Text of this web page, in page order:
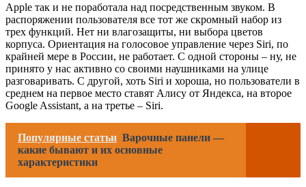
Apple так и не поработала над посредственным звуком. В
распоряжении пользователя все тот же скромный набор из
трех функций. Нет ни влагозащиты, ни выбора цветов
корпуса. Ориентация на голосовое управление через Siri, по
крайней мере в России, не работает. С одной стороны – ну, не
принято у нас активно со своими наушниками на улице
разговаривать. С другой, хоть Siri и хороша, но пользователи в
среднем на первое место ставят Алису от Яндекса, на второе
Google Assistant, а на третье – Siri.
Популярные статьи Варочные панели —
какие бывают и их основные
характеристики